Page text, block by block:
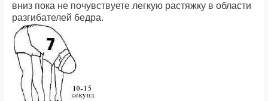
вниз пока не почувствуете легкую растяжку в области
разгибателей бедра.